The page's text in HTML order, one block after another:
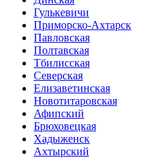
Гулькевичи
Приморско-Ахтарск
Павловская
Полтавская
Тбилисская
Северская
Елизаветинская
Новотитаровская
Афипский
Брюховецкая
Хадыженск
Ахтырский